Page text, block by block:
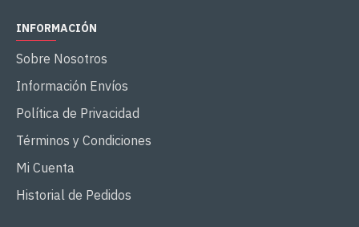
INFORMACIÓN
Sobre Nosotros
Información Envíos
Política de Privacidad
Términos y Condiciones
Mi Cuenta
Historial de Pedidos